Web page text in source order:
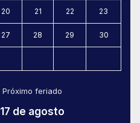
20 21 22 23
27 28 29 30
Próximo feriado
17 de agosto